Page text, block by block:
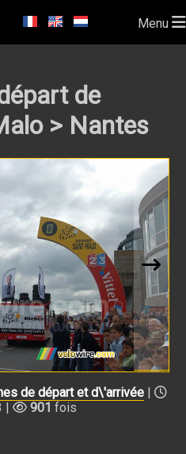
Menu
de
> Nantes
de départ et d\'arrivée |
|
901 fois